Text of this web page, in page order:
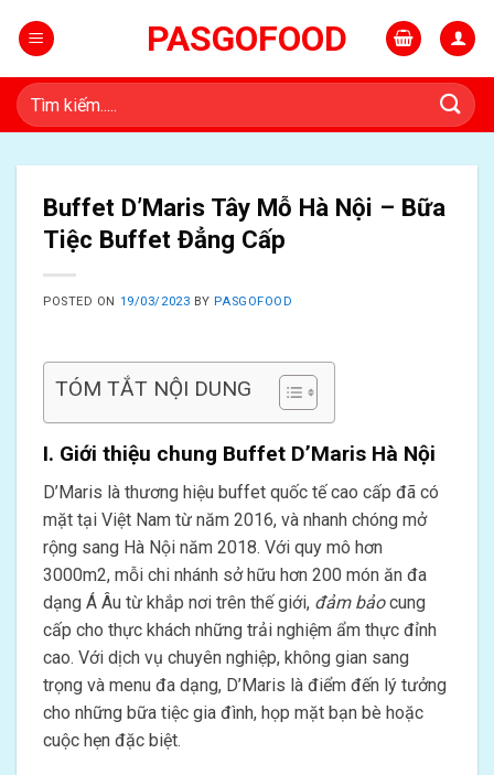
PASGOFOOD
Tìm
kiếm:
Buffet D’Maris Tây Mỗ Hà Nội – Bữa
Tiệc Buffet Đẳng Cấp
POSTED ON 19/03/2023 BY PASGOFOOD
TÓM TẮT NỘI DUNG
I. Giới thiệu chung Buffet D’Maris Hà Nội
D’Maris là thương hiệu buffet quốc tế cao cấp đã có
mặt tại Việt Nam từ năm 2016, và nhanh chóng mở
rộng sang Hà Nội năm 2018. Với quy mô hơn
3000m2, mỗi chi nhánh sở hữu hơn 200 món ăn đa
dạng Á Âu từ khắp nơi trên thế giới, đảm bảocung
cấp cho thực khách những trải nghiệm ẩm thực đỉnh
cao. Với dịch vụ chuyên nghiệp, không gian sang
trọng và menu đa dạng, D’Maris là điểm đến lý tưởng
cho những bữa tiệc gia đình, họp mặt bạn bè hoặc
cuộc hẹn đặc biệt.